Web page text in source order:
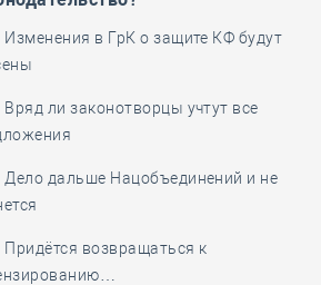
Изменения в ГрК о защите КФ будут
Вряд ли законотворцы учтут все
Дело дальше Нацобъединений и не
Придётся возвращаться к